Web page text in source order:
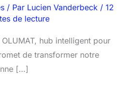
/ Par Lucien Vanderbeck / 12
de lecture
hub intelligent pour
de transformer notre
[…]